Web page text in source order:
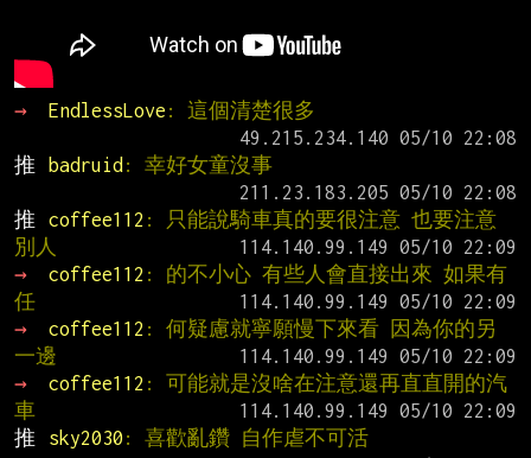
→ EndlessLove : 這個清楚很多
推
badruid : 幸好女童沒事
推
coffee112 : 只能說騎車真的要很注意 也要注意
別人
→
coffee112 : 的不小心 有些人會直接出來 如果有
任
→
coffee112 : 何疑慮就寧願慢下來看 因為你的另
一邊
→
coffee112 : 可能就是沒啥在注意還再直直開的汽
車
推
sky2030 : 喜歡亂鑽 自作虐不可活